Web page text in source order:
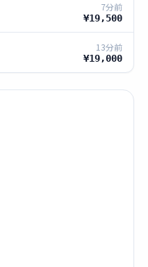
7分前
¥19,500
13分前
¥19,000